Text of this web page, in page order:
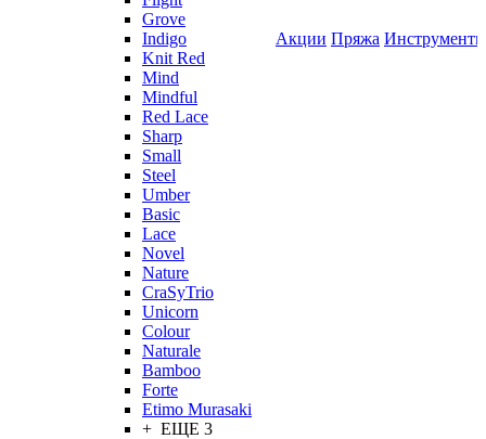
Grove
Indigo
Knit Red
Mind
Mindful
Red Lace
Sharp
Small
Steel
Umber
Basic
Lace
Novel
Nature
CraSyTrio
Unicorn
Colour
Naturale
Bamboo
Forte
Etimo Murasaki
+ ЕЩЕ 3
Акции Пряжа Инструменты